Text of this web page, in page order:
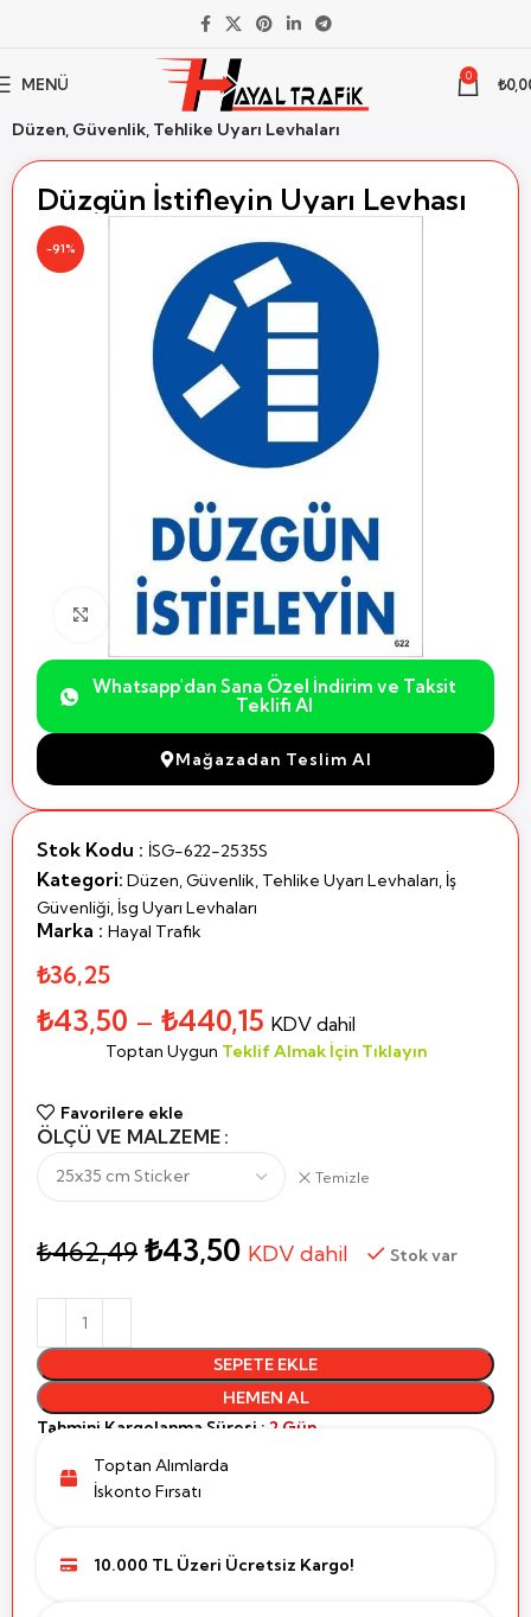
MENÜ 0 ₺
İş Güvenliği İsg Uyarı Levhaları
Düzen, Güvenlik, Tehlike Uyarı Levhaları
Düzgün İstifleyin Uyarı Levhası
-91%
Büyütmek için Tıklayın
Whatsapp'dan Sana Özel İndirim ve Taksit
Teklifi Al
Mağazadan Teslim Al
Stok Kodu : İSG-622-2535S
Kategori: Düzen, Güvenlik, Tehlike Uyarı Levhaları, İş
Güvenliği, İsg Uyarı Levhaları
Marka : Hayal Trafik
₺36,25
₺43,50 – ₺440,15 KDV dahil
Toptan Uygun Teklif Almak İçin Tıklayın
Favorilere ekle
ÖLÇÜ VE MALZEME
Temizle
₺462,49 ₺43,50 KDV dahil Stok var
SEPETE EKLE
HEMEN AL
Tahmini Kargolanma Süresi : 2 Gün
Toptan Alımlarda
İskonto Fırsatı
10.000 TL Üzeri Ücretsiz Kargo!